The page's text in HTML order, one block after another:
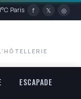
Paris f 𝕏 ◎
ESCAPADE